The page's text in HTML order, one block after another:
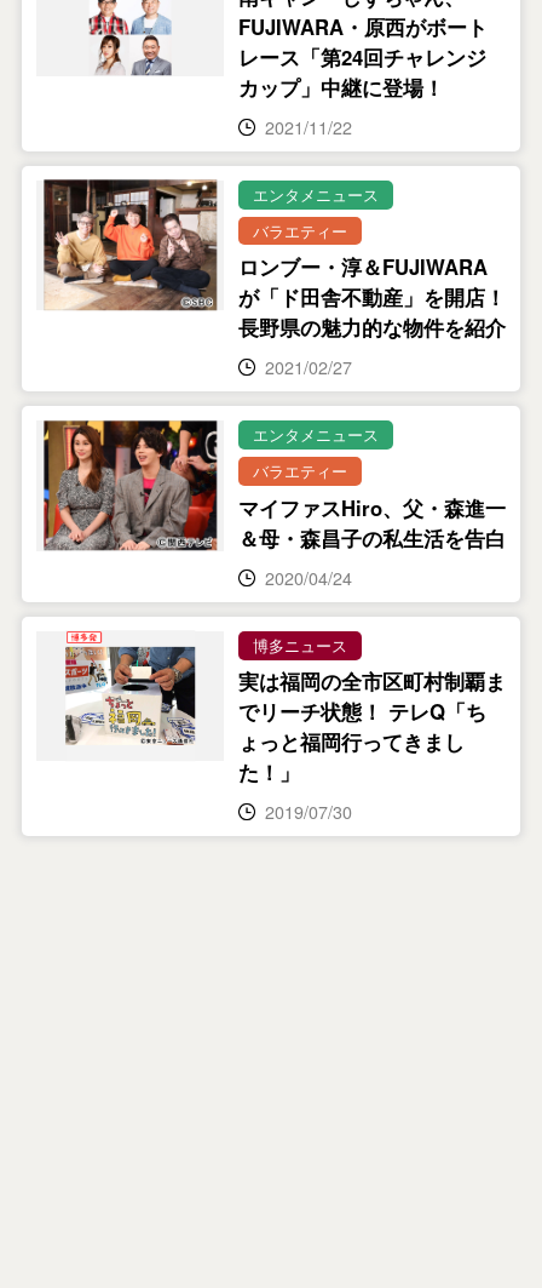
FUJIWARA・原西がボート
レース「第24回チャレンジ
カップ」中継に登場！
2021/11/22
エンタメニュース
バラエティー
ロンブー・淳＆FUJIWARA
が「ド田舎不動産」を開店！
長野県の魅力的な物件を紹介
2021/02/27
エンタメニュース
バラエティー
マイファスHiro、父・森進一
＆母・森昌子の私生活を告白
2020/04/24
博多ニュース
実は福岡の全市区町村制覇ま
でリーチ状態！ テレQ「ち
ょっと福岡行ってきまし
た！」
2019/07/30